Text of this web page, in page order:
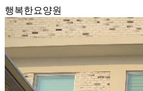
행복한요양원